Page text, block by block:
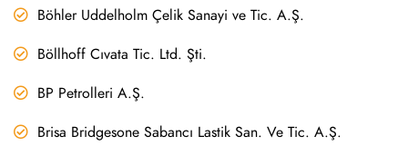
Böhler Uddelholm Çelik Sanayi ve Tic. A.Ş.
Böllhoff Cıvata Tic. Ltd. Şti.
BP Petrolleri A.Ş.
Brisa Bridgesone Sabancı Lastik San. Ve Tic. A.Ş.